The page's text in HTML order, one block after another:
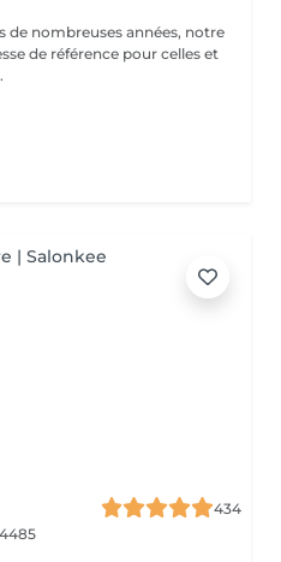
de nombreuses années, notre
de référence pour celles et
434